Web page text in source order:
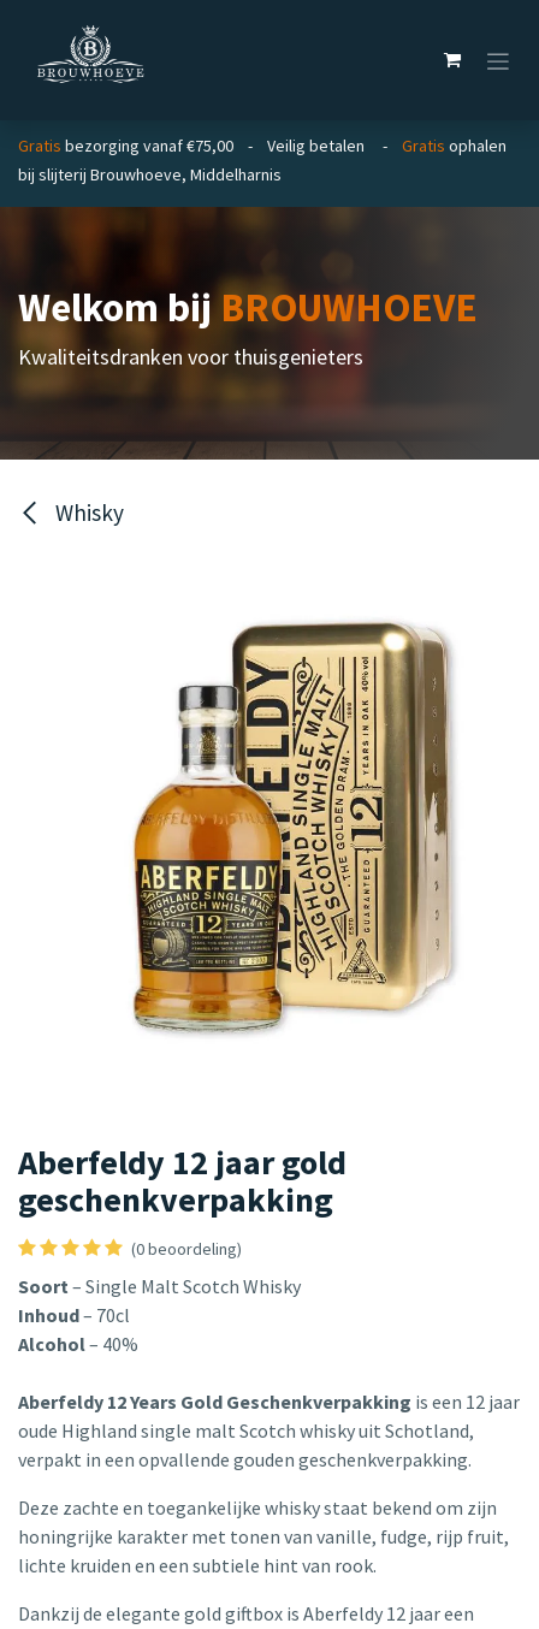
Gratis bezorging vanaf €75,00 - Veilig betalen - Gratis ophalen
bij slijterij Brouwhoeve, Middelharnis
Welkom bijBROUWHOEVE
Kwaliteitsdranken voor thuisgenieters
Whisky
Aberfeldy 12 jaar gold
geschenkverpakking
(0 beoordeling)
Soort– Single Malt Scotch Whisky
Inhoud– 70cl
Alcohol– 40%
Aberfeldy 12 Years Gold Geschenkverpakking is een 12 jaar
oude Highland single malt Scotch whisky uit Schotland,
verpakt in een opvallende gouden geschenkverpakking.
Deze zachte en toegankelijke whisky staat bekend om zijn
honingrijke karakter met tonen van vanille, fudge, rijp fruit,
lichte kruiden en een subtiele hint van rook.
Dankzij de elegante gold giftbox is Aberfeldy 12 jaar een